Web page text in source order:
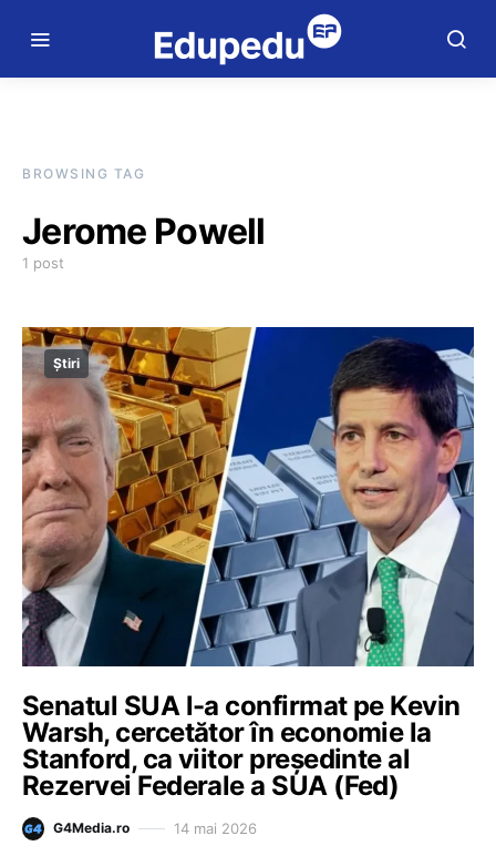
BROWSING TAG
Jerome Powell
1 post
Știri
Senatul SUA l-a confirmat pe Kevin
Warsh, cercetător în economie la
Stanford, ca viitor preşedinte al
Rezervei Federale a SUA (Fed)
G4Media.ro 14 mai 2026